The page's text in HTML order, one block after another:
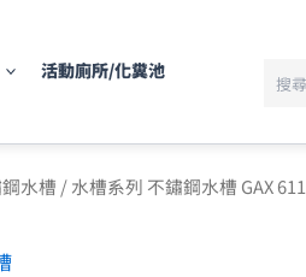
活動廁所/化糞池
水槽 / 水槽系列 不鏽鋼水槽 GAX